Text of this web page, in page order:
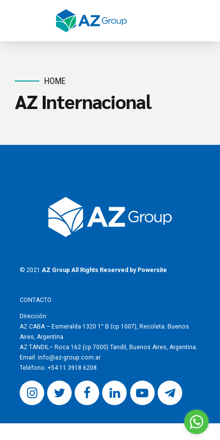
HOME
AZ Internacional
© 2021 AZ Group All Rights Reserved by Powersite
CONTACTO
Dirección:
AZ CABA – Esmeralda 1320 1° B (cp 1007), Recoleta. Buenos
Aires, Argentina.
AZ TANDIL– Roca 162 (cp 7000) Tandil, Buenos Aires, Argentina.
Email: info@az-group.com.ar
Teléfono: +54 11 3918 6208